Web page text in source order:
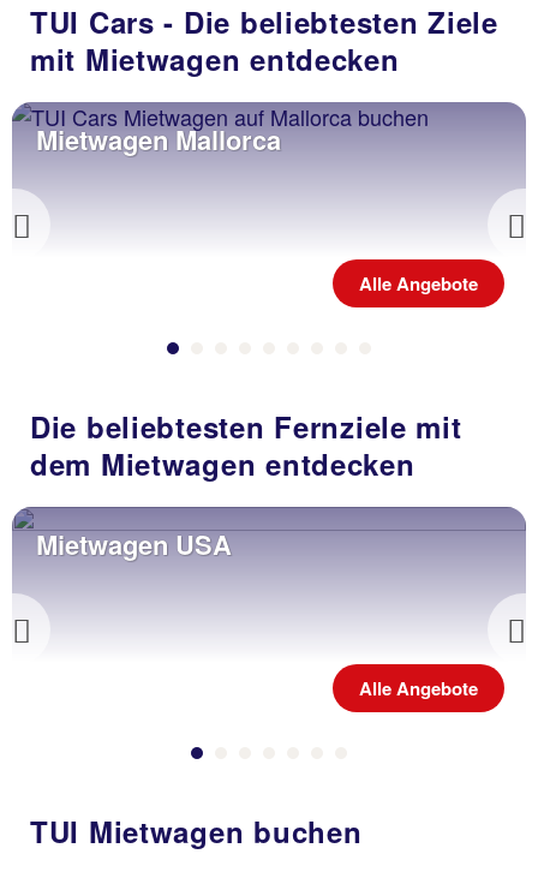
TUI Cars - Die beliebtesten Ziele
mit Mietwagen entdecken
Previous
Mietwagen Mallorca
Alle Angebote
Die beliebtesten Fernziele mit
dem Mietwagen entdecken
Previous
Mietwagen USA
Alle Angebote
TUI Mietwagen buchen